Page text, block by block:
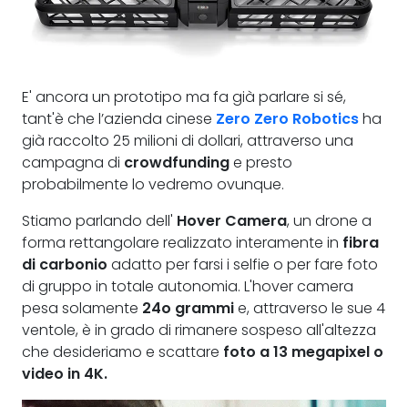
E' ancora un prototipo ma fa già parlare si sé,
tant'è che l’azienda cinese Zero Zero Roboticsha
già raccolto 25 milioni di dollari, attraverso una
campagna di crowdfundinge presto
probabilmente lo vedremo ovunque.
Stiamo parlando dell' Hover Camera, un drone a
forma rettangolare realizzato interamente in fibra
di carbonio adatto per farsi i selfie o per fare foto
di gruppo in totale autonomia. L'hover camera
pesa solamente 24o grammie, attraverso le sue 4
ventole, è in grado di rimanere sospeso all'altezza
che desideriamo e scattare foto a 13 megapixel o
video in 4K.